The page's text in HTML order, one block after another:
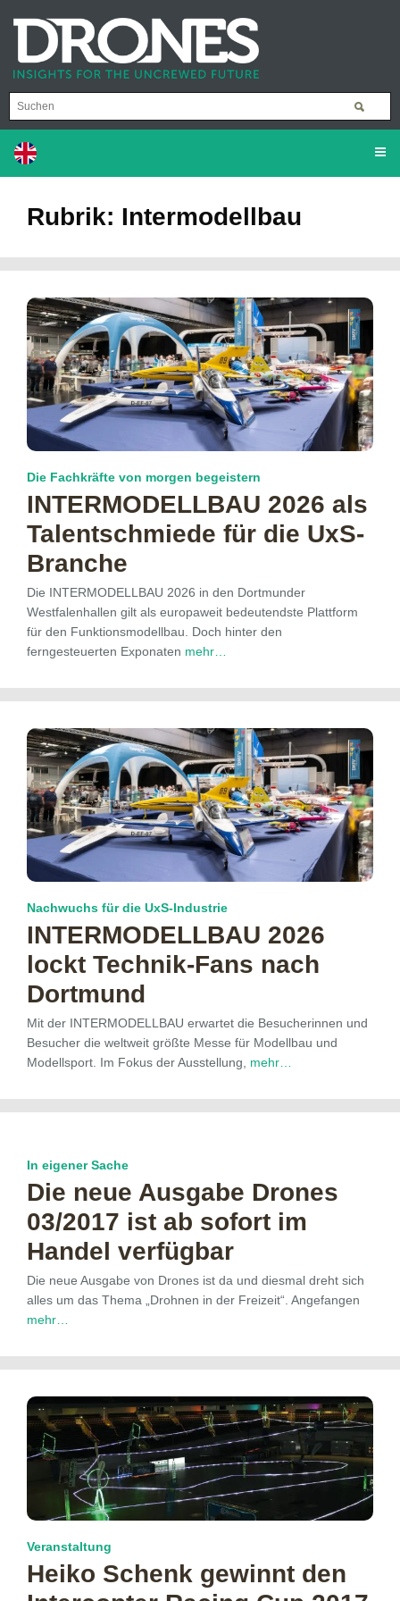
Rubrik: Intermodellbau
Die Fachkräfte von morgen begeistern
INTERMODELLBAU 2026 als
Talentschmiede für die UxS-
Branche
Die INTERMODELLBAU 2026 in den Dortmunder
Westfalenhallen gilt als europaweit bedeutendste Plattform
für den Funktionsmodellbau. Doch hinter den
ferngesteuerten Exponaten mehr…
Nachwuchs für die UxS-Industrie
INTERMODELLBAU 2026
lockt Technik-Fans nach
Dortmund
Mit der INTERMODELLBAU erwartet die Besucherinnen und
Besucher die weltweit größte Messe für Modellbau und
Modellsport. Im Fokus der Ausstellung, mehr…
In eigener Sache
Die neue Ausgabe Drones
03/2017 ist ab sofort im
Handel verfügbar
Die neue Ausgabe von Drones ist da und diesmal dreht sich
alles um das Thema „Drohnen in der Freizeit“. Angefangen
mehr…
Veranstaltung
Heiko Schenk gewinnt den